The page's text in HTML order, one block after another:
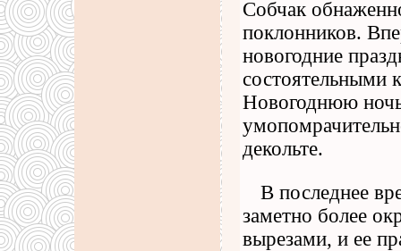
Собчак
поклонников.
новогодние
состоятельными
Новогоднюю ночь
декольте.
В последнее
заметно более
вырезами, и ее